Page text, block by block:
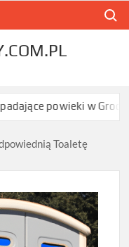
w Grodzisku
Toaletę